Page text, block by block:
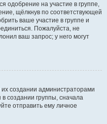
одобрение на участие в группе,
щёлкнув по соответствующей
ваше участие в группе и
Пожалуйста, не
ваш запрос; у него могут
создании администраторами
создании группы, сначала
отправить ему личное